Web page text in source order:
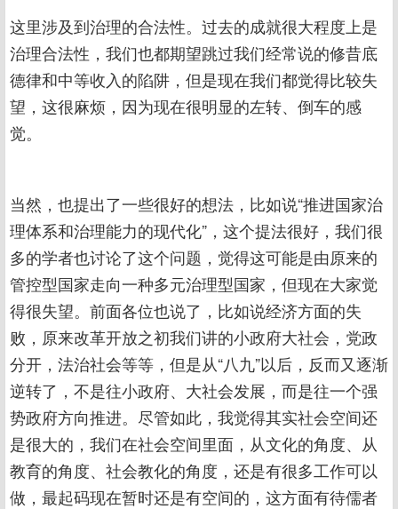
这里涉及到治理的合法性。过去的成就很大程度上是
治理合法性，我们也都期望跳过我们经常说的修昔底
德律和中等收入的陷阱，但是现在我们都觉得比较失
望，这很麻烦，因为现在很明显的左转、倒车的感
觉。
当然，也提出了一些很好的想法，比如说“推进国家治
理体系和治理能力的现代化”，这个提法很好，我们很
多的学者也讨论了这个问题，觉得这可能是由原来的
管控型国家走向一种多元治理型国家，但现在大家觉
得很失望。前面各位也说了，比如说经济方面的失
败，原来改革开放之初我们讲的小政府大社会，党政
分开，法治社会等等，但是从“八九”以后，反而又逐渐
逆转了，不是往小政府、大社会发展，而是往一个强
势政府方向推进。尽管如此，我觉得其实社会空间还
是很大的，我们在社会空间里面，从文化的角度、从
教育的角度、社会教化的角度，还是有很多工作可以
做，最起码现在暂时还是有空间的，这方面有待儒者